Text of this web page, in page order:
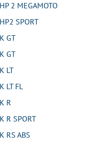
2 MEGAMOTO
SPORT
GT
GT
LT
FL
R
SPORT
ABS